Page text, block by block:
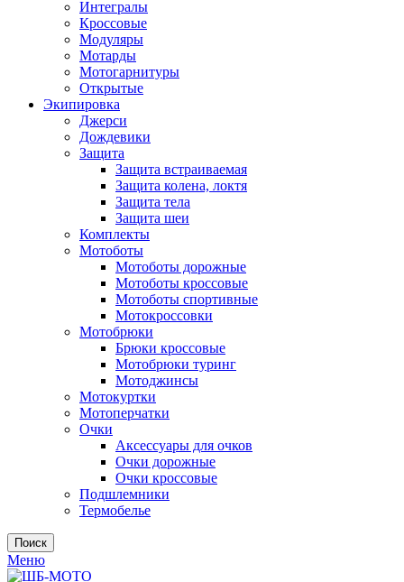
Интегралы
Кроссовые
Модуляры
Мотарды
Мотогарнитуры
Открытые
Экипировка
Джерси
Дождевики
Защита
Защита встраиваемая
Защита колена, локтя
Защита тела
Защита шеи
Комплекты
Мотоботы
Мотоботы дорожные
Мотоботы кроссовые
Мотоботы спортивные
Мотокроссовки
Мотобрюки
Брюки кроссовые
Мотобрюки туринг
Мотоджинсы
Мотокуртки
Мотоперчатки
Очки
Аксессуары для очков
Очки дорожные
Очки кроссовые
Подшлемники
Термобелье
Поиск
Меню